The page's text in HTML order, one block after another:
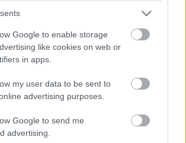
Google to enable storage
like cookies on web or
in apps.
my user data to be sent to
advertising purposes.
Google to send me
advertising.
közzétette éves
Charles Michel, az Európai
ugyanakkor ragaszkodik ahhoz,
vezetők e heti találkozóján
tagsághoz vezető útja legyen az
pont — a 2030-as dátumot
- olvashatü a Magyar